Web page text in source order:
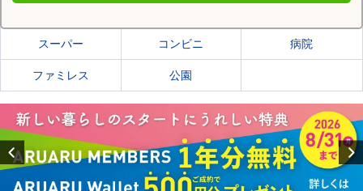
一関市の施設一覧
スーパー コンビニ 病院
ファミレス 公園
Previous